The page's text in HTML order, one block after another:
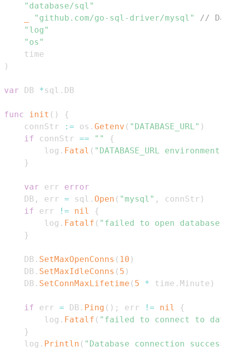
"database/sql"
"github.com/go-sql-driver/mysql"
//
"log"
"os"
)
var DB * sql .
func init ( )
{
	connStr
:= os . Getenv ( "DATABASE_URL" )
if connStr == ""
{
		log
. Fatal ( "DATABASE_URL
}
var err error
	DB
, err = sql . Open ( "mysql" , connStr )
if err != nil
{
		log
. Fatalf ( "failed to open database
}
	DB
. SetMaxOpenConns ( 10 )
	DB
. SetMaxIdleConns ( 5 )
	DB
. SetConnMaxLifetime ( 5 * time . Minute )
if err = DB . Ping ( ) ; err != nil
{
		log
. Fatalf ( "failed to connect to
}
	log
. Println ( "Database connection